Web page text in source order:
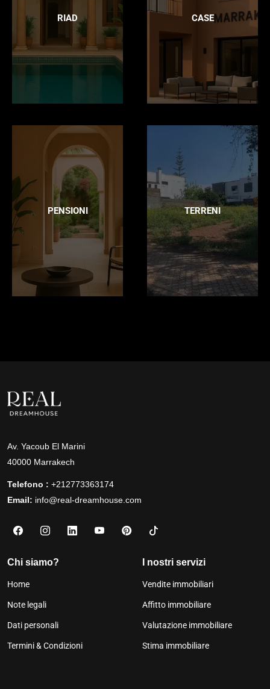
RIAD CASE
PENSIONI TERRENI
Av. Yacoub El Marini
40000 Marrakech
Telefono : +212773363174
Email: info@real-dreamhouse.com
Chi siamo?
Home
Note legali
Dati personali
Termini & Condizioni
I nostri servizi
Vendite immobiliari
Affitto immobiliare
Valutazione immobiliare
Stima immobiliare